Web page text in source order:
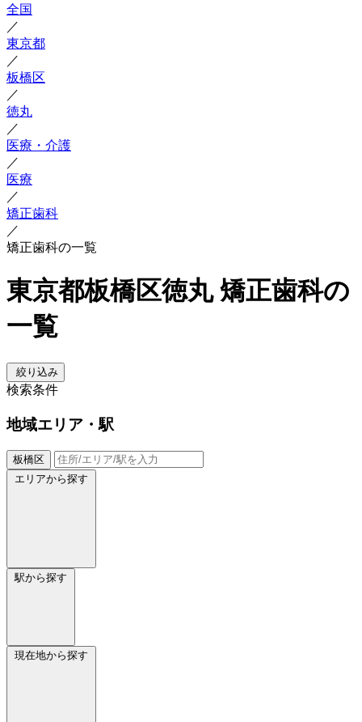
全国
／
東京都
／
板橋区
／
徳丸
／
医療・介護
／
医療
／
矯正歯科
／
矯正歯科の一覧
東京都板橋区徳丸 矯正歯科の
一覧
絞り込み
検索条件
地域エリア・駅
板橋区
エリアから探す
駅から探す
現在地から探す